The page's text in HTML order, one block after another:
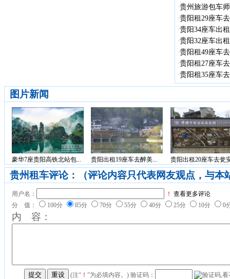
·贵州旅游包车
·贵阳租29座车
·贵阳34座车出
·贵阳32座车出
·贵阳租49座车
·贵阳租27座车
·贵阳租35座车
图片新闻
豪华7座贵阳高铁北站包... 贵阳出租19座车去醉美... 贵阳出租20座车去瓮
贵州租车评论：（评论内容只代表网友观点，与本
用户名： ！ 查看更多评论
分 值：
100分 85分 70分 55分 40分 25分 10分 0
内 容：
(注“ ！ ”为必填内容。) 验证码：